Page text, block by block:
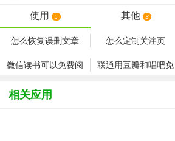
使用 5 其他 3
怎么恢复误删文章 怎么定制关注页
微信读书可以免费阅
么免费阅读
联通用豆瓣和唱吧免
相关应用